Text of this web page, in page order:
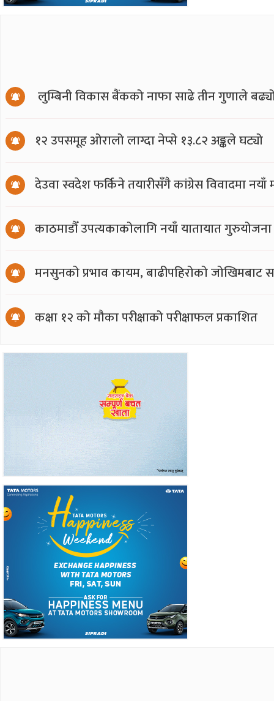
लुम्बिनी विकास बैंकको नाफा साढे तीन गुणाले
१२ उपसमूह ओरालो लाग्दा नेप्से १३.८२ अङ्कले घट्यो
देउवा स्वदेश फर्किने तयारीसँगै कांग्रेस विवादमा
काठमाडौँ उपत्यकाकोलागि नयाँ यातायात
मनसुनको प्रभाव कायम, बाढीपहिरोको जोखिमबाट
कक्षा १२ को मौका परीक्षाको परीक्षाफल प्रकाशित